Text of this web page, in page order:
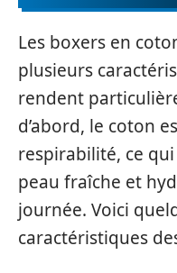
Les boxers en
plusieurs
rendent
d’abord, le coton
respirabilité, ce
peau fraîche et
journée. Voici
caractéristiques